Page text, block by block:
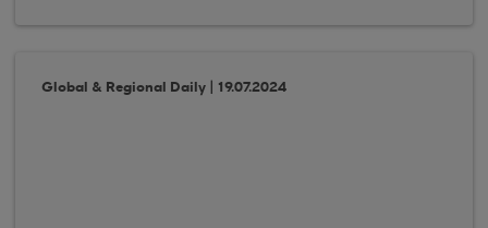
Global & Regional Daily | 19.07.2024